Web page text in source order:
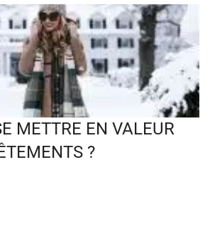
METTRE EN VALEUR
?